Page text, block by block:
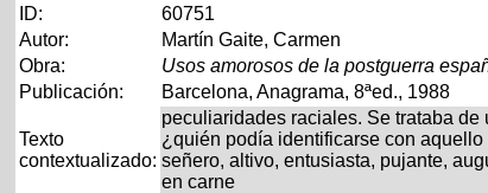
ID:
60751
Autor:
Martín Gaite, Carmen
Obra:
Usos amorosos de la postguerra
Publicación:
Barcelona, Anagrama, 8ªed., 1988
Texto
contextualizado:
peculiaridades raciales. Se trataba
¿quién podía identificarse con
señero, altivo, entusiasta, pujante,
en carne